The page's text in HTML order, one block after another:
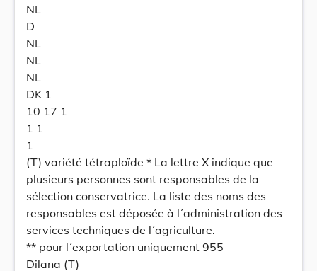
NL
D
NL
NL
NL
DK 1
10 17 1
1 1
1
(T) variété tétraploïde * La lettre X indique que
plusieurs personnes sont responsables de la
sélection conservatrice. La liste des noms des
responsables est déposée à l´administration des
services techniques de l´agriculture.
** pour l´exportation uniquement 955
Dilana (T)